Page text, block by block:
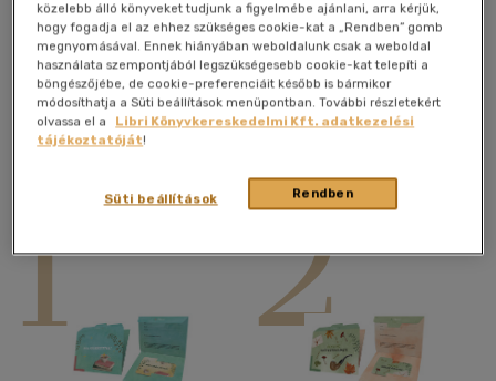
Nagyítók
Asztali lámpa
E-könyv olvasók és tabletek
Sikerlista
1 2
közelebb álló könyveket tudjunk a figyelmébe ajánlani, arra kérjük,
hogy fogadja el az ehhez szükséges cookie-kat a „Rendben” gomb
megnyomásával. Ennek hiányában weboldalunk csak a weboldal
használata szempontjából legszükségesebb cookie-kat telepíti a
böngészőjébe, de cookie-preferenciáit később is bármikor
módosíthatja a Süti beállítások menüpontban. További részletekért
olvassa el a
Libri Könyvkereskedelmi Kft. adatkezelési
tájékoztatóját!
Rendben
Süti beállítások